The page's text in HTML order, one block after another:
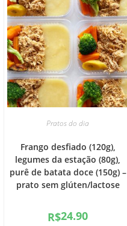
Pratos do dia
Frango desfiado (120g),
legumes da estação (80g),
purê de batata doce (150g) –
prato sem glúten/lactose
R$24.90